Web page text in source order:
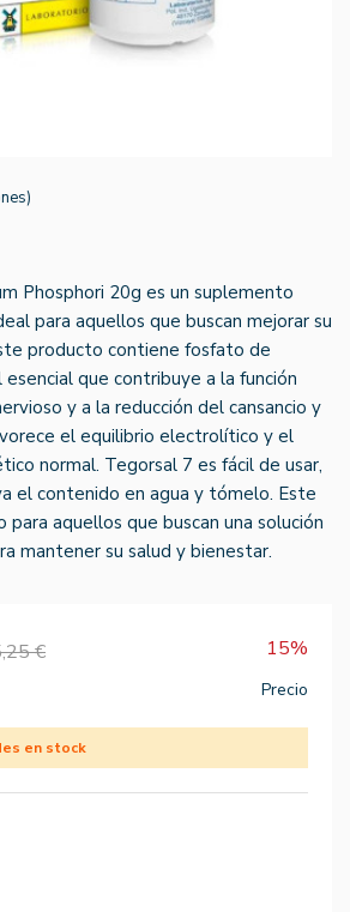
Phosphori 20g es un suplemento
para aquellos que buscan mejorar su
producto contiene fosfato de
esencial que contribuye a la función
y a la reducción del cansancio y
el equilibrio electrolítico y el
normal. Tegorsal 7 es fácil de usar,
el contenido en agua y tómelo. Este
aquellos que buscan una solución
mantener su salud y bienestar.
€ 15%
Precio
en stock